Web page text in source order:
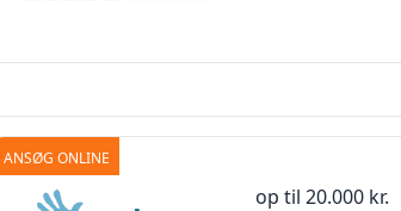
ANSØG ONLINE
op til 20.000 kr.